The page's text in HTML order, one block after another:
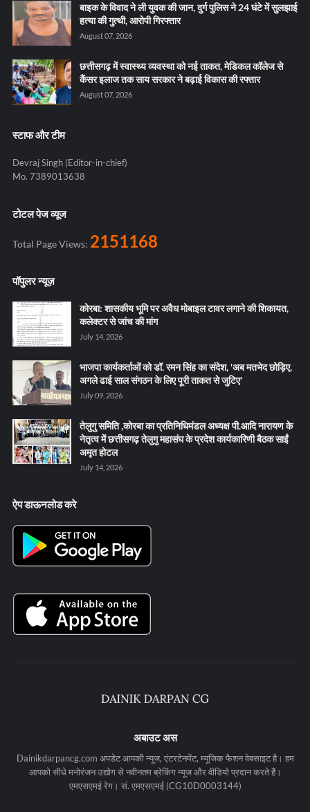
बाइक के विवाद ने ली युवक की जान, दुर्ग पुलिस ने 24 घंटे में सुलझाई
हत्या की गुत्थी, आरोपी गिरफ्तार
August 07, 2026
छत्तीसगढ़ में स्वास्थ्य व्यवस्था को नई ताकत, मेडिकल कॉलेज से
कैंसर इलाज तक साय सरकार ने बढ़ाई विकास की रफ्तार
August 07, 2026
स्टाफ और टीम
Devraj Singh (Editor-in-chief)
Mo. 7389013638
टोटल पेज व्यूज
Total Page Views: 2151168
पॉपुलर न्यूज़
कोरबा: शासकीय भूमि पर अवैध मोबाइल टावर लगाने की शिकायत,
कलेक्टर से जांच की मांग
July 14, 2026
भाजपा कार्यकर्ताओं को डॉ. रमन सिंह का संदेश, 'अब मतभेद छोड़िए,
अगले ढाई साल संगठन के लिए पूरी ताकत से जुटिए'
July 09, 2026
तेलुगु समिति ,कोरबा का प्रतिनिधिमंडल अध्यक्ष पी.आदि नारायण के
नेतृत्व में छत्तीसगढ़ तेलुगु महासंघ के प्रदेश कार्यकारिणी बैठक साईं
अमृत होटल
July 14, 2026
ऐप डाऊनलोड करे
अबाउट अस
Dainikdarpancg.com अपडेट आपकी न्यूज, एंटरटेनमेंट, म्यूजिक फैशन वेबसाइट है। हम
आपको सीधे मनोरंजन उद्योग से नवीनतम ब्रेकिंग न्यूज और वीडियो प्रदान करते हैं।
एमएसएमई रेग। सं. एमएसएमई (CG10D0003144)